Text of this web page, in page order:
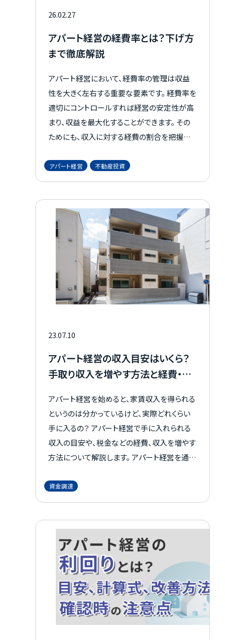
26.02.27
アパート経営の経費率とは？下げ方
まで徹底解説
アパート経営において、経費率の管理は収益
性を大きく左右する重要な要素です。 経費率を
適切にコントロールすれば経営の安定性が高
まり、収益を最大化することができます。 その
ためにも、収入に対する経費の割合を把握し、
経費率の基本から、具体的な削減方法までを
詳しく解説します。
アパート経営 不動産投資
23.07.10
アパート経営の収入目安はいくら？
手取り収入を増やす方法と経費・税
アパート経営を始めると、家賃収入を得られる
というのは分かっているけど、実際どれくらい
手に入るの？ アパート経営で手に入れられる
収入の目安や、税金などの経費、収入を増やす
方法について解説します。 アパート経営を通じ
ひ参考にしてください。
資金調達